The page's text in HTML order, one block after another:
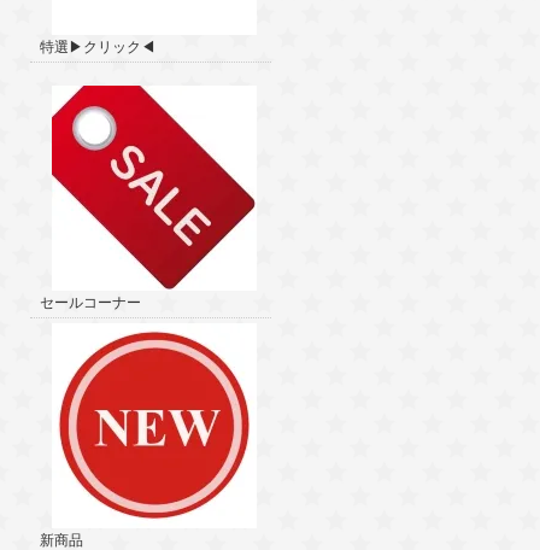
特選▶クリック◀
セールコーナー
新商品